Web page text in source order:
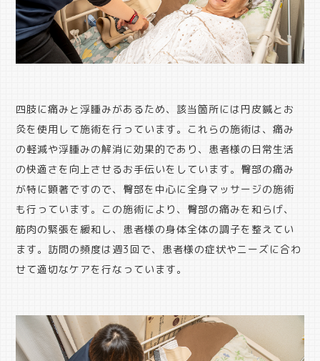
四肢に痛みと浮腫みがあるため、該当箇所には円皮鍼とお
灸を使用して施術を行っています。これらの施術は、痛み
の軽減や浮腫みの解消に効果的であり、患者様の日常生活
の快適さを向上させるお手伝いをしています。臀部の痛み
が特に顕著ですので、臀部を中心に全身マッサージの施術
も行っています。この施術により、臀部の痛みを和らげ、
筋肉の緊張を緩和し、患者様の身体全体の調子を整えてい
ます。訪問の頻度は週3回で、患者様の症状やニーズに合わ
せて適切なケアを行なっています。